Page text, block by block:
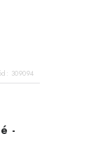
309094
-